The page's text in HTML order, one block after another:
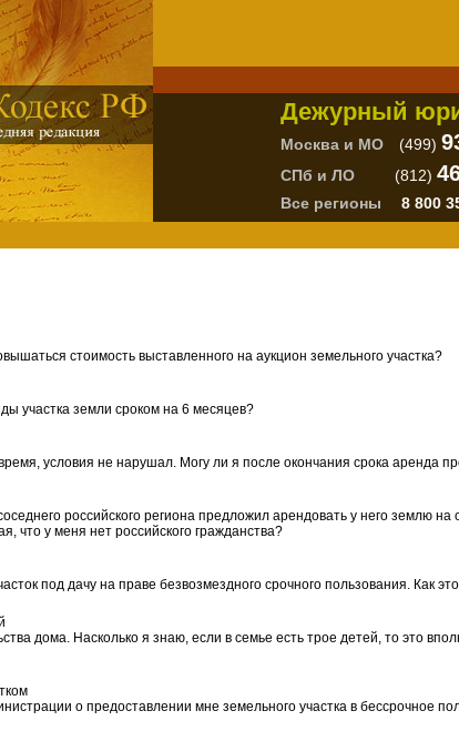
Дежурный
Москва и МО (499)
СПб и ЛО (812)
Все регионы 8 800
стоимость выставленного на аукцион земельного участка?
участка земли сроком на 6 месяцев?
условия не нарушал. Могу ли я после окончания срока аренда
российского региона предложил арендовать у него землю
что у меня нет российского гражданства?
под дачу на праве безвозмездного срочного пользования. Как
дома. Насколько я знаю, если в семье есть трое детей, то это
о предоставлении мне земельного участка в бессрочное